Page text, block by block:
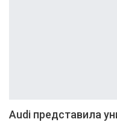
Audi представила